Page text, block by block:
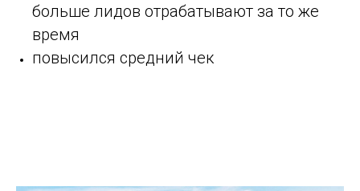
больше лидов отрабатывают за то же
время
повысился средний чек